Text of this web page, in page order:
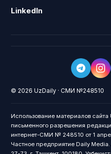
LinkedIn
© 2026 UzDaily · СМИ №248510
Использование материалов сайта
письменного разрешения
интернет-СМИ № 248510 от 1
Частное предприятие Daily